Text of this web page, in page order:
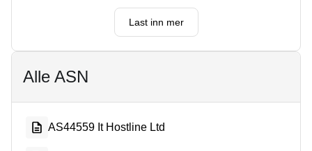
Last inn mer
Alle ASN
AS44559 It Hostline Ltd